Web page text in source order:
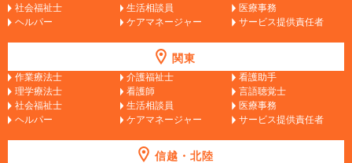
社会福祉士
生活相談員
医療事務
ヘルパー
ケアマネージャー サービス提供責任者
関東
作業療法士 介護福祉士
看護助手
理学療法士
看護師
言語聴覚士
社会福祉士
生活相談員
医療事務
ヘルパー
ケアマネージャー サービス提供責任者
信越・北陸